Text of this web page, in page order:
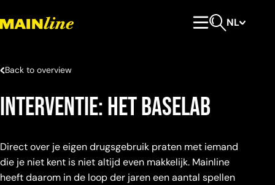
NL
Back to overview
Interventie: Het Baselab
Direct over je eigen drugsgebruik praten met iemand
die je niet kent is niet altijd even makkelijk. Mainline
heeft daarom in de loop der jaren een aantal spellen